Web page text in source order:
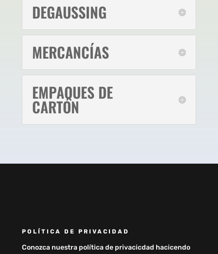
DEGAUSSING
MERCANCÍAS
EMPAQUES DE
CARTÓN
POLÍTICA DE PRIVACIDAD
Conozca nuestra política de privacicdad hacicendo